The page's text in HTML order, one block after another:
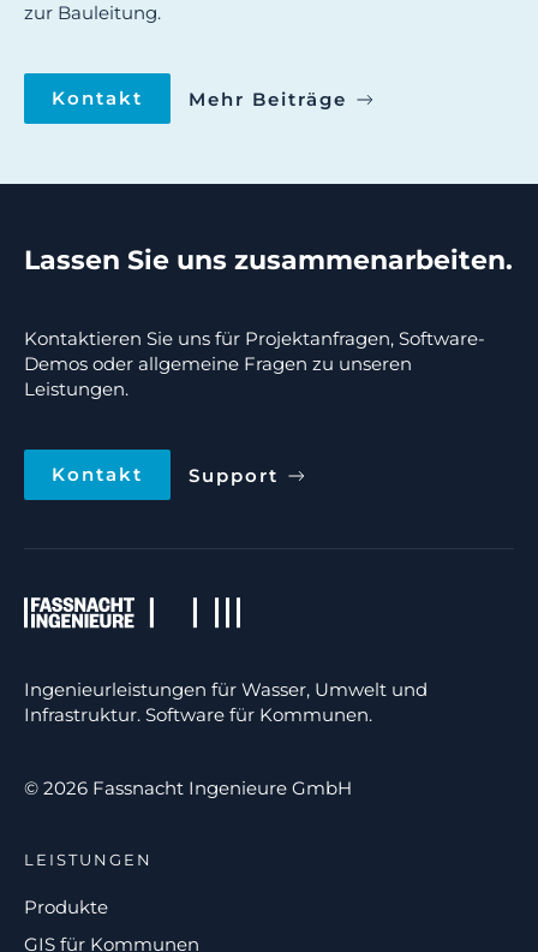
zur Bauleitung.
Kontakt Mehr Beiträge
Lassen Sie uns zusammenarbeiten.
Kontaktieren Sie uns für Projektanfragen, Software-
Demos oder allgemeine Fragen zu unseren
Leistungen.
Kontakt Support
Ingenieurleistungen für Wasser, Umwelt und
Infrastruktur. Software für Kommunen.
© 2026 Fassnacht Ingenieure GmbH
LEISTUNGEN
Produkte
GIS für Kommunen